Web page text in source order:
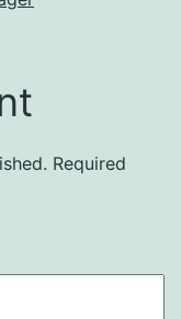
Required